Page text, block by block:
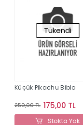
Tükendi
Küçük Pikachu Biblo
250,00 TL 175,00 TL
Stokta Yok